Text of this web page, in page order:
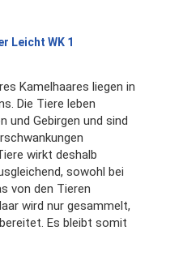
Leicht WK 1
Kamelhaares liegen in
Die Tiere leben
und Gebirgen und sind
wirkt deshalb
sowohl bei
von den Tieren
wird nur gesammelt,
Es bleibt somit